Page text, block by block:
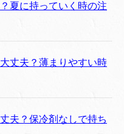
夏に持っていく時の注
丈夫？薄まりやすい時
夫？保冷剤なしで持ち